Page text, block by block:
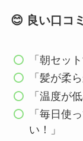
😊 良い口コミ
「朝セッ
「髪が柔
「温度が
「毎日使
い！」